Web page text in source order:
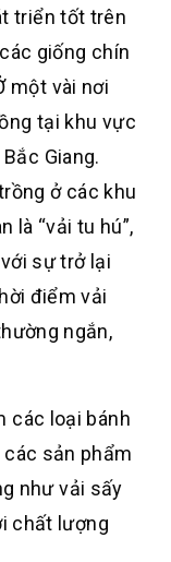
triển tốt trên
giống chín
một vài nơi
tại khu vực
Giang.
ở các khu
là “vải tu hú”,
sự trở lại
điểm vải
ngắn,
các loại bánh
các sản phẩm
như vải sấy
chất lượng